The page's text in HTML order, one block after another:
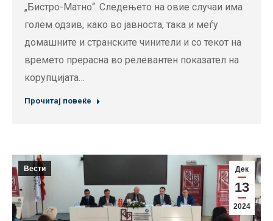
„Бистро-Матно“. Следењето на овие случаи има
голем одзив, како во јавноста, така и меѓу
домашните и странските чинители и со текот на
времето прерасна во релевантен показател на
корупцијата…
Прочитај повеќе
Дек
13
2024
Вести